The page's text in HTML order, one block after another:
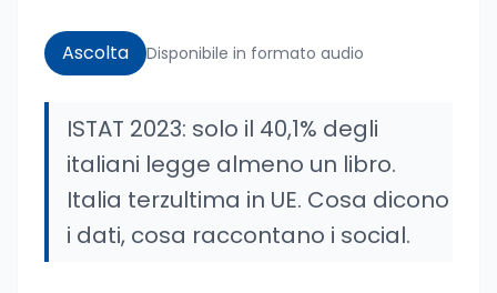
Ascolta Disponibile in formato audio
ISTAT 2023: solo il 40,1% degli
italiani legge almeno un libro.
Italia terzultima in UE. Cosa dicono
i dati, cosa raccontano i social.